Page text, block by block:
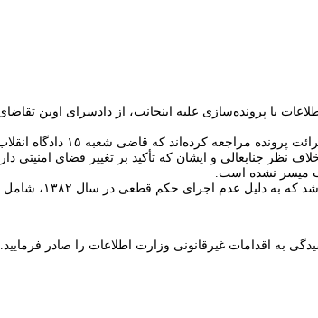
هستید و پیرو شرح در نامه‌های مورخ ۱۰/۴/۹۳ و ۲۵/۶/۹۳، وزارت اطلاعات با
نظر جنابعالی و ایشان که تأکید بر تغییر فضای امنیتی
میسر نشده است.
به اقدامات غیرقانونی وزارت اطلاعات را صادر فرمایید.